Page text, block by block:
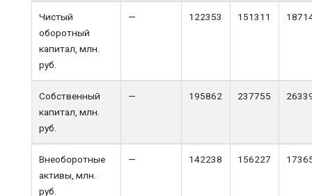
Чистый
оборотный
капитал, млн.
руб.
— 122353 151311
Собственный
капитал, млн.
руб.
— 195862 237755
Внеоборотные
активы, млн.
руб.
— 142238 156227